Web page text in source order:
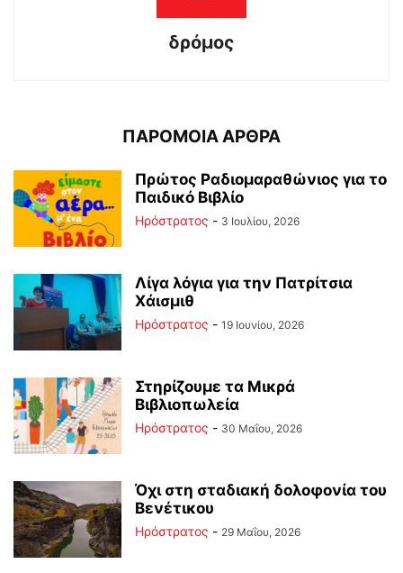
δρόμος
ΠΑΡΟΜΟΙΑ ΑΡΘΡΑ
Πρώτος Ραδιομαραθώνιος για το
Παιδικό Βιβλίο
Ηρόστρατος - 3 Ιουλίου, 2026
Λίγα λόγια για την Πατρίτσια
Χάισμιθ
Ηρόστρατος - 19 Ιουνίου, 2026
Στηρίζουμε τα Μικρά
Βιβλιοπωλεία
Ηρόστρατος - 30 Μαΐου, 2026
Όχι στη σταδιακή δολοφονία του
Βενέτικου
Ηρόστρατος - 29 Μαΐου, 2026